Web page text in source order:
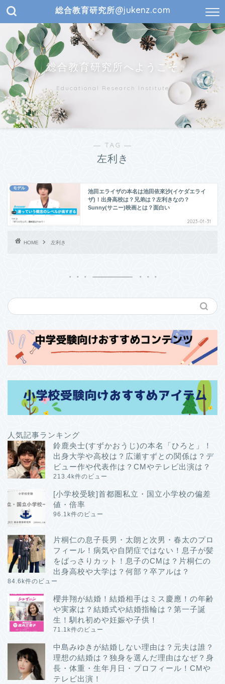
総合教育研究所@jukenz.com
総合教育研究所へようこそ
Educational Research Institute
― TAG ―
左利き
モデル
池田エライザの本名は池田依來沙(イケダエライ
ザ)！出身高校は？兄弟は？左利きなの？
Sunny(サニー)映画とは？面白い
2023-01-31
HOME 左利き
人気記事ランキング
鈴鹿央士(すずかおうじ)の本名「ひろと」！
出身大学や高校は？広瀬すずとの関係は？デ
ビュー作や代表作は？CMやテレビ出演は？
213.4k件のビュー
[小学校受験]首都圏私立・国立小学校の偏差
値・倍率
96.1k件のビュー
片桐仁の息子長男・太朗と次男・春太のプロ
フィール！病気や自閉症ではない！息子が髪
をばっさりカット！息子のCMは？片桐仁の
出身高校や大学は？何部？卒アルは？
84.6k件のビュー
櫻井翔が結婚！結婚相手はミス慶應！の年齢
や実家は？結婚式や結婚指輪は？第一子誕
生！馴れ初めや妊娠や子供！
71.1k件のビュー
中島みゆきが結婚しない理由は？元夫は誰？
理想の結婚は？独身を選んだ理由はなぜ？身
長・体重・生年月日・プロフィール！CMや
テレビ出演！